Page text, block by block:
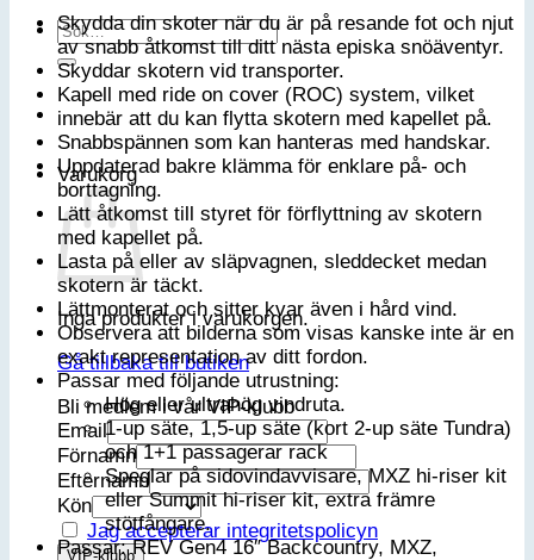
Sök
efter:
Varukorg
Inga produkter i varukorgen.
Gå tillbaka till butiken
Bli medlem i vår VIP-klubb
Email
Förnamn
Efternamn
Kön
Jag accepterar integritetspolicyn
eller
ultrahög
vindruta
mängd
Skydda din skoter när du är på resande fot och njut
av snabb åtkomst till ditt nästa episka snöäventyr.
Skyddar skotern vid transporter.
Kapell med ride on cover (ROC) system, vilket
innebär att du kan flytta skotern med kapellet på.
Snabbspännen som kan hanteras med handskar.
Uppdaterad bakre klämma för enklare på- och
borttagning.
Lätt åtkomst till styret för förflyttning av skotern
med kapellet på.
Lasta på eller av släpvagnen, sleddecket medan
skotern är täckt.
Lättmonterat och sitter kvar även i hård vind.
Observera att bilderna som visas kanske inte är en
exakt representation av ditt fordon.
Passar med följande utrustning:
Hög eller ultrahög vindruta.
1-up säte, 1,5-up säte (kort 2-up säte Tundra)
och 1+1 passagerar rack
Speglar på sidovindavvisare, MXZ hi-riser kit
eller Summit hi-riser kit, extra främre
stötfångare.
Passar: REV Gen4 16″ Backcountry, MXZ,